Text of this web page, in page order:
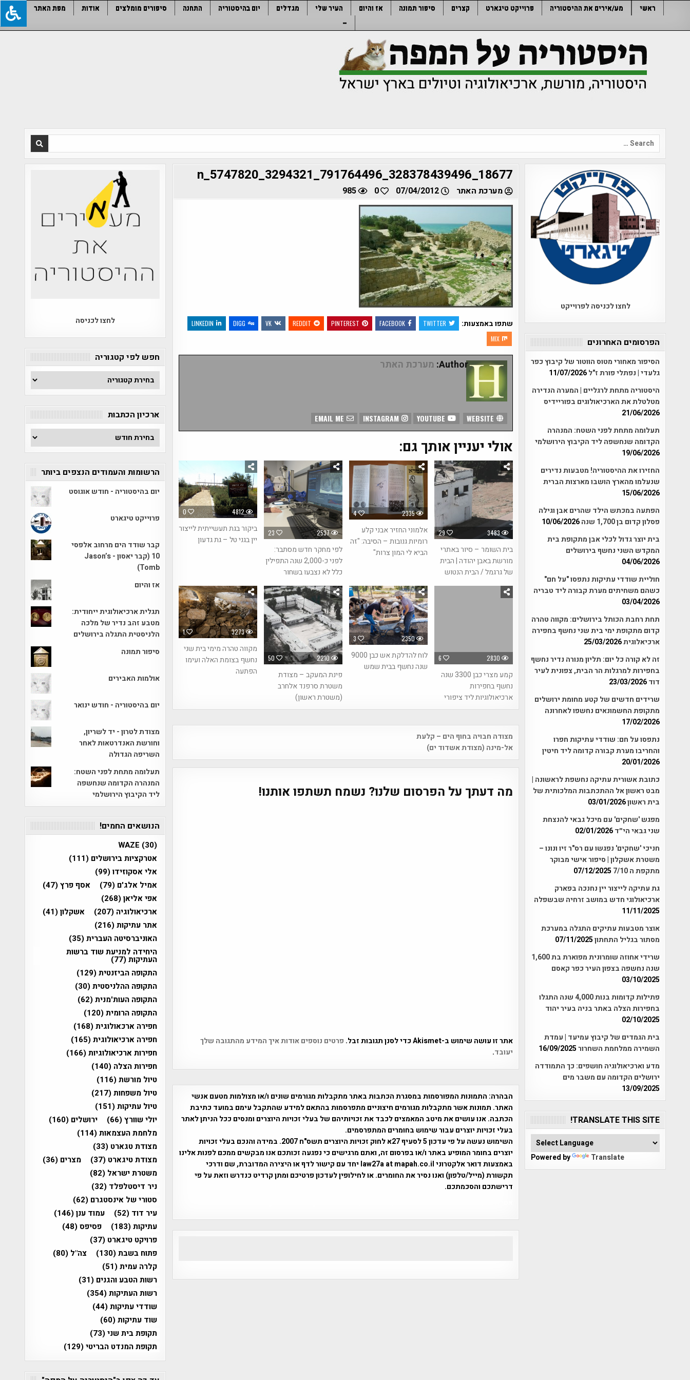
ראשי מע/אירים את ההיסטוריה פרוייקט טיגארט קצרים סיפור תמונה אז והיום העיר שלי מגדלים יום בהיסטוריה התחנה סיפורים מומלצים אודות
מפת האתר
–
Search
for:
18677_328378439496_791764496_3294321_5747820_n
מערכת האתר 07/04/2012
0
985
שתפו באמצעות: TWITTER
FACEBOOK
PINTEREST
REDDIT
VK
DIGG
LINKEDIN
MIX
Author: מערכת האתר
INSTAGRAM
אולי יעניין אותך גם:
0 4812
ביקור בגת תעשייתית לייצור
יין בגני טל – גת גדעון
23 2537
לפי מחקר חדש מסתבר:
לפני כ-2,000 שנה התפילין
כלל לא נצבעו בשחור
4 2335
אלמוני החזיר אבני קלע
רומיות גנובות – הסיבה: "זה
הביא לי המון צרות"
29 3483
בית השומר – סיור באתרי
מורשת באבן יהודה | הבית
של גרגמל / הבית הנטוש
1 3273
מקווה טהרה מימי בית שני
נחשף בצומת האלה ועימו
הפתעה
50 2210
פינת המעקב – מצודת
משטרת סרפנד אלחרב
(משטרת ראשון)
3 2350
לוח להדלקת אש כבן 9000
שנה נחשף בבית שמש
6 2830
קמע מצרי כבן 3300 שנה
נחשף בחפירות
ארכיאולוגיות ליד ציפורי
Post
navigation
מצודה חבויה בחוף הים – קלעת
אל-מינה (מצודת אשדוד ים)
מה דעתך על הפרסום שלנו? נשמח תשתפו אותנו!
אתר זו עושה שימוש ב-Akismet כדי לסנן תגובות זבל.
פרטים נוספים אודות איך המידע מהתגובה שלך
יעובד.
הבהרה: התמונות המפורסמות במסגרת הכתבות באתר מתקבלות מגורמים שונים ו/או מצולמות מטעם אנשי
האתר. תמונות אשר מתקבלות מגורמים חיצוניים מתפרסמות בהתאם למידע שהתקבל עימם במועד כתיבת
הכתבה. אנו עושים את מיטב המאמצים לכבד את זכויותיהם של בעלי זכויות היוצרים ומנסים ככל הניתן לאתר
בעלי זכויות יוצרים עבור שימוש בחומרים המתפרסמים.
השימוש נעשה על פי עדכון 5 לסעיף 27א לחוק זכויות היוצרים תשס"ח 2007. במידה והנכם בעלי זכויות
יוצרים בחומר המופיע באתר ו/או בפרסום זה, ואתם מרגישים כי נפגעה זכותכם אנו מבקשים ממכם לפנות אלינו
באמצעות דואר אלקטרוני law27a at mapah.co.il יחד עם קישור לדף או היצירה המדוברת, שם ודרכי
תקשורת (מייל/טלפון) ואנו נסיר את החומרים. או לחילופין לעדכון פרטיכם ומתן קרדיט כנדרש וזאת על פי
דרישתכם והסכמתכם.
לחצו לכניסה לפרוייקט
הפרסומים האחרונים
הסיפור מאחורי מטוס הווטור של קיבוץ כפר
גלעדי | נפתלי פורת ז"ל11/07/2026
היסטוריה מתחת לרגליים | המערה הנדירה
מטלטלת את הארכיאולוגים בפוריידיס
21/06/2026
תעלומה מתחת לפני השטח: המנהרה
הקדומה שנחשפה ליד הקיבוץ הירושלמי
19/06/2026
החזירו את ההיסטוריה! מטבעות נדירים
שנעלמו מהארץ הושבו מארצות הברית
15/06/2026
הפתעה במכתש הילד שהרים אבן וגילה
פסלון קדום בן 1,700 שנה
10/06/2026
בית יוצר גדול לכלי אבן מתקופת בית
המקדש השני נחשף בירושלים
04/06/2026
חוליית שודדי עתיקות נתפסו "על חם"
כשהם משחיתים מערת קבורה ליד טבריה
03/04/2026
תחת רחבת הכותל בירושלים: מקווה טהרה
קדום מתקופת ימי בית שני נחשף בחפירה
ארכיאלוגית25/03/2026
זה לא קורה כל יום: תליון מנורה נדיר נחשף
בחפירות למרגלות הר הבית, צפונית לעיר
דוד23/03/2026
שרידים חדשים של קטע מחומת ירושלים
מתקופת החשמונאים נחשפו לאחרונה
17/02/2026
נתפסו על חם: שודדי עתיקות חפרו
והחריבו מערת קבורה קדומה ליד חיטין
20/01/2026
כתובת אשורית עתיקה נחשפת לראשונה |
מבט ראשון אל ההתכתבות המלכותית של
בית ראשון03/01/2026
מפגש 'שחקים' עם מיכל גבאי להנצחת
שני גבאי הי״ד02/01/2026
חניכי 'שחקים' נפגשו עם רס"ר זיו ונונו –
משטרת אשקלון | סיפור אישי מבוקר
מתקפת ה 7/10
07/12/2025
גת עתיקה לייצור יין נחנכה בפארק
ארכיאולוגי חדש במושב זרחיה שבשפלה
11/11/2025
אוצר מטבעות עתיקים התגלה במערכת
מסתור בגליל התחתון07/11/2025
שרידי אחוזה שומרונית מפוארת בת 1,600
שנה נחשפה בצפון העיר כפר קאסם
03/10/2025
פתילות קדומות בנות 4,000 שנה התגלו
בחפירות הצלה באתר בניה בעיר יהוד
02/10/2025
בית הגמדים של קיבוץ עמיעד | עמדת
השמירה ממלחמת השחרור16/09/2025
מדע וארכיאולוגיה חושפים: כך התמודדה
ירושלים הקדומה עם משבר מים
13/09/2025
TRANSLATE THIS SITE!
Powered by Translate
לחצו לכניסה
חפש לפי קטגוריה
חפש
לפי
קטגוריה
ארכיון הכתבות
ארכיון
הכתבות
הרשומות והעמודים הנצפים ביותר
יום בהיסטוריה - חודש אוגוסט
פרוייקט טיגארט
קבר שודד הים מרחוב אלפסי
10 (קבר יאסון - Jason’s
Tomb)
אז והיום
תגלית ארכיאולוגית ייחודית:
מטבע זהב נדיר של מלכה
הלניסטית התגלה בירושלים
סיפור תמונה
אולמות האבירים
יום בהיסטוריה - חודש ינואר
מצודת לטרון - יד לשריון,
וחורשת האנדרטאות לאחר
השריפה הגדולה
תעלומה מתחת לפני השטח:
המנהרה הקדומה שנחשפה
ליד הקיבוץ הירושלמי
הנושאים החמים!
WAZE (30)
אטרקציות בירושלים (111)
אלי אסקוזידו(99)
אמיל אלג'ם (79) אסף פרץ(47)
אפי אליאן(268)
ארכיאולוגיה (207) אשקלון(41)
אתר עתיקות(216)
האוניברסיטה העברית(35)
היחידה למניעת שוד ברשות
העתיקות(77)
התקופה הביזנטית(129)
התקופה ההלניסטית(30)
התקופה העות'מנית(62)
התקופה הרומית(120)
חפירה ארכאולוגית(168)
חפירה ארכיאולוגית(165)
חפירות ארכיאולוגיות(166)
חפירות הצלה (140)
טיול מורשת(116)
טיול משפחות(217)
טיול עתיקות(151)
יולי שוורץ(66) ירושלים (160)
מלחמת העצמאות(114)
מצודת טגארט (33)
מצודת טיגארט (37) מצרים (36)
משטרת ישראל (82)
ניר דיסטלפלד (32)
סטורי של אינסטגרם (62)
עיר דוד (52) עמוד ענן(146)
עתיקות(183) פסיפס(48)
פרויקט טיגארט (37)
פתוח בשבת(130) צה"ל (80)
קלרה עמית(51)
רשות הטבע והגנים (31)
רשות העתיקות(354)
שודדי עתיקות(44)
שוד עתיקות(60)
תקופת בית שני(73)
תקופת המנדט הבריטי(129)